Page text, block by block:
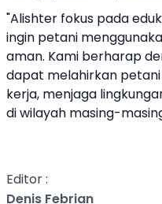
"Alishter fokus pada
ingin petani
aman. Kami berharap
dapat melahirkan
kerja, menjaga
di wilayah masing-
Editor :
Denis Febrian